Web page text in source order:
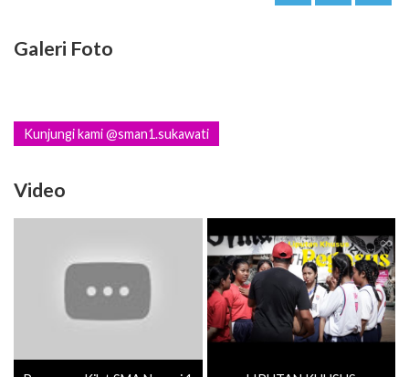
Galeri Foto
Kunjungi kami @sman1.sukawati
Video